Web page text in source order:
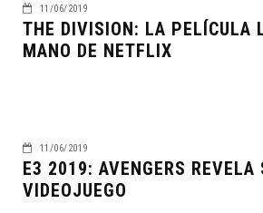
11/06/2019
THE DIVISION: LA PELÍCULA
MANO DE NETFLIX
11/06/2019
E3 2019: AVENGERS REVELA
VIDEOJUEGO